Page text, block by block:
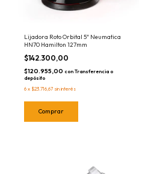
Lijadora Roto Orbital 5" Neumatica
HN70 Hamilton 127mm
$142.300,00
$120.955,00 con Transferencia o
depósito
6 x $23.716,67 sin interés